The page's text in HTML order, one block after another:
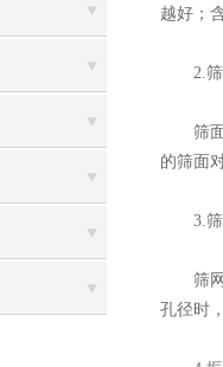
越好；
2.筛
筛面
的筛面
3.筛
筛网
孔径时